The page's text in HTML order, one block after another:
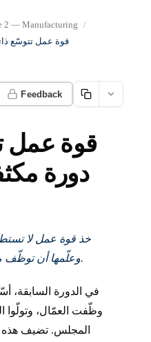
2 — Manufacturing
قوة عمل تتوسّع
Feedback
قوة عمل
خذ قوة عمل لا تستطيع
وعلّمها أن توظّف معاونيها بنفسها، تحت إشرافك.
في الدورة السابقة،
وظّفت العمّال، وتولّوا
المجلس. تضيف هذه